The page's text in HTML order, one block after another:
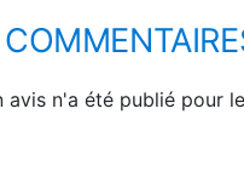
avis n'a été publié pour